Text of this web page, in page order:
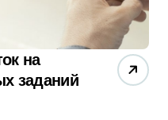
на
заданий